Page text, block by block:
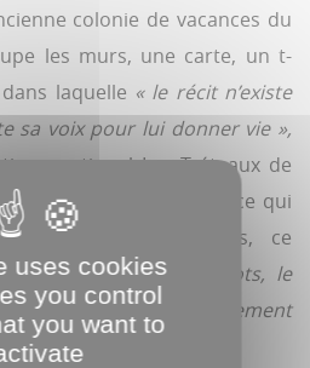
colonie de vacances du
les murs, une carte, un t-
laquelle « le récit n’existe
sa voix pour lui donner vie »,
national Les Tréteaux de
Letellier. Dans une pièce qui
des idées fascistes, ce
« le plaisir des mots, le
l’importance de l’engagement
uses cookies
you control
you want to